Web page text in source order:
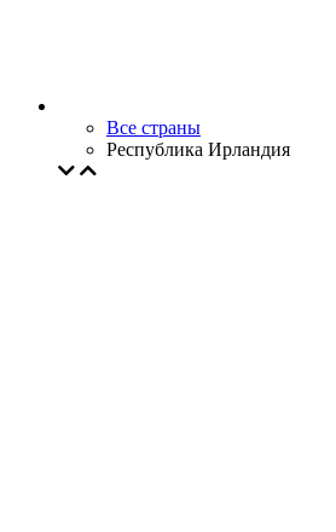
Все страны
Республика Ирландия